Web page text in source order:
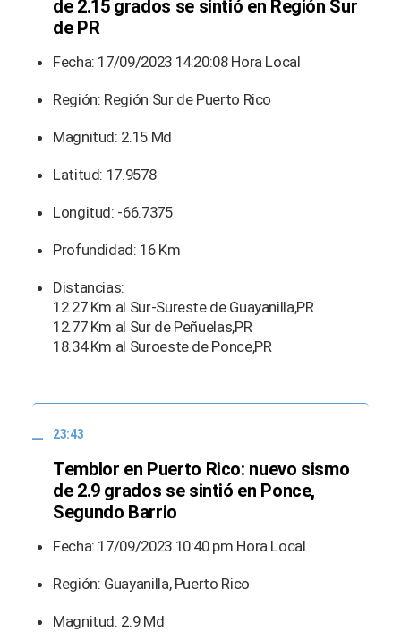
de 2.15 grados se sintió en Región Sur
de PR
Fecha: 17/09/2023 14:20:08 Hora Local
Región: Región Sur de Puerto Rico
Magnitud: 2.15 Md
Latitud: 17.9578
Longitud: -66.7375
Profundidad: 16 Km
Distancias:
12.27 Km al Sur-Sureste de Guayanilla,PR
12.77 Km al Sur de Peñuelas,PR
18.34 Km al Suroeste de Ponce,PR
23:43
Temblor en Puerto Rico: nuevo sismo
de 2.9 grados se sintió en Ponce,
Segundo Barrio
Fecha: 17/09/2023 10:40 pm Hora Local
Región: Guayanilla, Puerto Rico
Magnitud: 2.9 Md